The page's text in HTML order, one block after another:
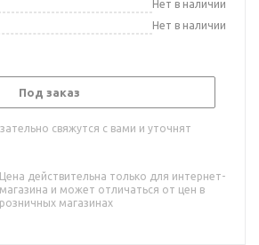
Нет в наличии
Нет в наличии
Под заказ
свяжутся с вами и уточнят
Цена действительна только для интернет-
магазина и может отличаться от цен в
розничных магазинах